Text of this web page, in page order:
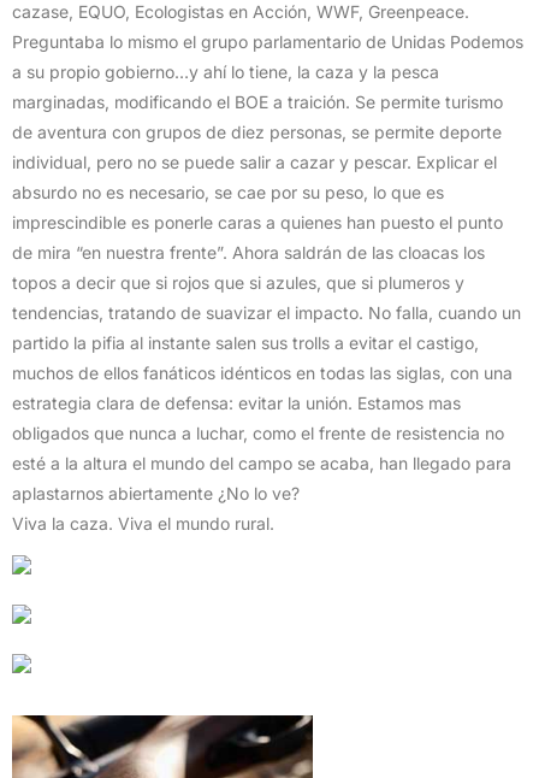
cazase, EQUO, Ecologistas en Acción, WWF, Greenpeace.
Preguntaba lo mismo el grupo parlamentario de Unidas Podemos
a su propio gobierno…y ahí lo tiene, la caza y la pesca
marginadas, modificando el BOE a traición. Se permite turismo
de aventura con grupos de diez personas, se permite deporte
individual, pero no se puede salir a cazar y pescar. Explicar el
absurdo no es necesario, se cae por su peso, lo que es
imprescindible es ponerle caras a quienes han puesto el punto
de mira “en nuestra frente”. Ahora saldrán de las cloacas los
topos a decir que si rojos que si azules, que si plumeros y
tendencias, tratando de suavizar el impacto. No falla, cuando un
partido la pifia al instante salen sus trolls a evitar el castigo,
muchos de ellos fanáticos idénticos en todas las siglas, con una
estrategia clara de defensa: evitar la unión. Estamos mas
obligados que nunca a luchar, como el frente de resistencia no
esté a la altura el mundo del campo se acaba, han llegado para
aplastarnos abiertamente ¿No lo ve?
Viva la caza. Viva el mundo rural.